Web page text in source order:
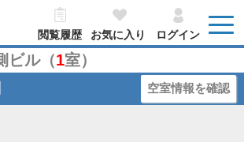
閲覧履歴 お気に入り ログイン
ビル（1室）
空室情報を確認